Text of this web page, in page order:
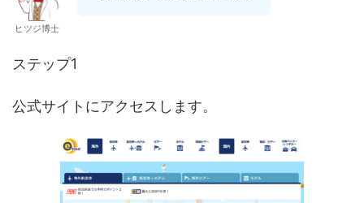
ヒツジ博士
ステップ1
公式サイトにアクセスします。